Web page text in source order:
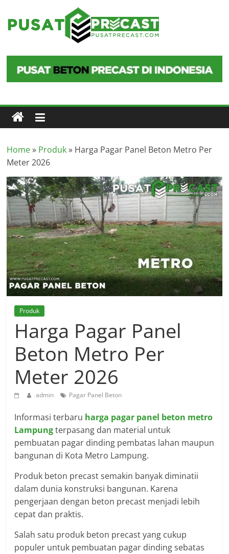
content
Pusat
Precast
Precast
di
Home» Produk» Harga Pagar Panel Beton Metro Per
Meter 2026
Produk
Harga Pagar Panel
Beton Metro Per
Meter 2026
admin Pagar Panel Beton
Informasi terbaru harga pagar panel beton metro
Lampungterpasang dan material untuk
pembuatan pagar dinding pembatas lahan maupun
bangunan di Kota Metro Lampung.
Produk beton precast semakin banyak diminatii
dalam dunia konstruksi bangunan. Karena
pengerjaan dengan beton precast menjadi lebih
cepat dan praktis.
Salah satu produk beton precast yang cukup
populer untuk pembuatan pagar dinding sebatas